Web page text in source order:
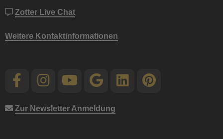
Zotter Live Chat
Weitere Kontaktinformationen
Zur Newsletter Anmeldung